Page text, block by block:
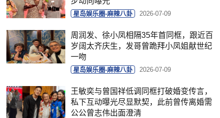
星岛娱乐圈-麻辣八卦 2026-07-09
周润发、徐小凤相隔35年首同框，跟近百
岁阔太齐庆生，发哥曾跪拜小凤姐献世纪
一吻
星岛娱乐圈-麻辣八卦 2026-07-09
王敏奕与曾国祥低调同框打破婚变传言，
私下互动曝光尽显默契，此前曾传离婚需
公公曾志伟出面澄清